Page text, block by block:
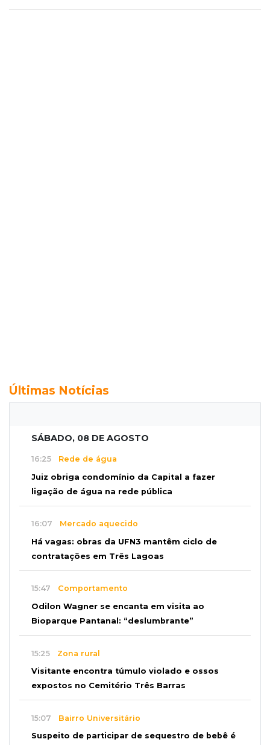
Últimas Notícias
SÁBADO, 08 DE AGOSTO
16:25 Rede de água
Juiz obriga condomínio da Capital a fazer
ligação de água na rede pública
16:07 Mercado aquecido
Há vagas: obras da UFN3 mantêm ciclo de
contratações em Três Lagoas
15:47 Comportamento
Odilon Wagner se encanta em visita ao
Bioparque Pantanal: “deslumbrante”
15:25 Zona rural
Visitante encontra túmulo violado e ossos
expostos no Cemitério Três Barras
15:07 Bairro Universitário
Suspeito de participar de sequestro de bebê é